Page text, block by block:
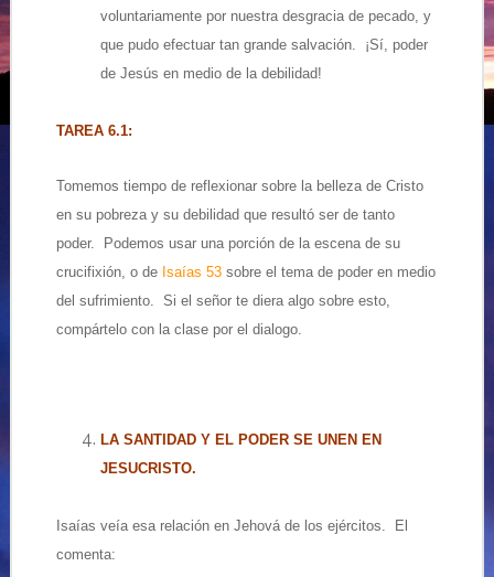
voluntariamente por nuestra desgracia de pecado, y
que pudo efectuar tan grande salvación. ¡Sí, poder
de Jesús en medio de la debilidad!
TAREA 6.1:
Tomemos tiempo de reflexionar sobre la belleza de Cristo
en su pobreza y su debilidad que resultó ser de tanto
poder. Podemos usar una porción de la escena de su
crucifixión, o de Isaías 53sobre el tema de poder en medio
del sufrimiento. Si el señor te diera algo sobre esto,
compártelo con la clase por el dialogo.
LA SANTIDAD Y EL PODER SE UNEN EN
JESUCRISTO.
Isaías veía esa relación en Jehová de los ejércitos. El
comenta: